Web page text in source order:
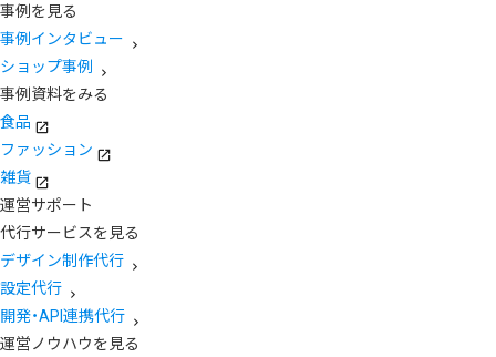
事例を見る
事例インタビュー
ショップ事例
事例資料をみる
食品
ファッション
雑貨
運営サポート
代行サービスを見る
デザイン制作代行
設定代行
開発・API連携代行
運営ノウハウを見る